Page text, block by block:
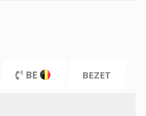
BE BEZET